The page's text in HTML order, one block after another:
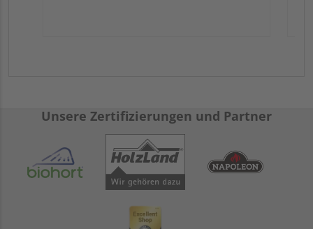
Unsere Zertifizierungen und Partner